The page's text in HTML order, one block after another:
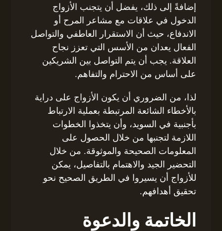
إضافةً إلى ذلك، يفضل أن يتجنب الأزواج
الدخول في علاقات مع مشاعر المرح أو
الاندفاع، حيث أن الاستقرار العاطفي والتواصل
الفعال يعدان من الأسس التي تعزز نجاح
العلاقة. يجب أن يتم التواصل بين الشريكين
على أساس من الاحترام والتفاهم.
لذا، من الضروري أن يكون الأزواج على دراية
بالأخطاء الشائعة المرتبطة بعملية الارتباط
بأجنبية في السويد، وأن يتخذوا الخطوات
اللازمة لتجنبها من خلال الحصول على
المعلومات الصحيحة والموثوقة. من خلال
التحضير الجيد والاهتمام بالتفاصيل، يمكن
للأزواج أن يسيروا في الطريق الصحيح نحو
تحقيق أهدافهم.
الخاتمة والدعوة